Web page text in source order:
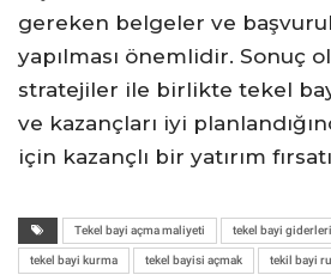
gereken belgeler ve
yapılması önemlidir. Sonuç
stratejiler ile birlikte tekel
ve kazançları iyi
için kazançlı bir yatırım
Tekel bayi açma maliyeti tekel bayi giderleri
tekel bayi kurma tekel bayisi açmak tekil bayi